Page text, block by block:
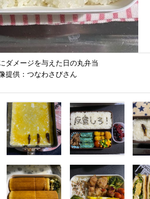
ダメージを与えた日の丸弁当
提供：つなわさびさん